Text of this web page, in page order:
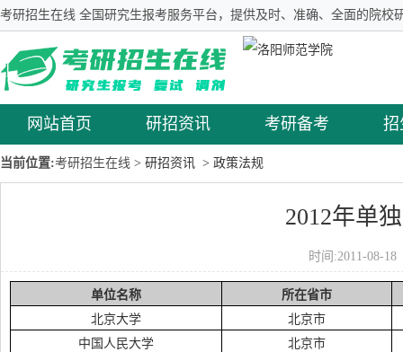
考研招生在线 全国研究生报考服务平台，提供及时、准确、全面的院校
网站首页 研招资讯 考研备考 招
当前位置:考研招生在线 > 研招资讯 > 政策法规
2012年单
时间:2011-08-
单位名称
所在省市
北京大学
北京市
中国人民大学
北京市